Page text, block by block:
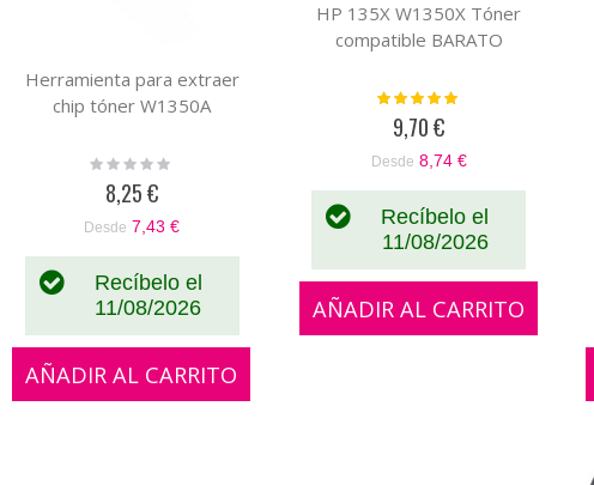
Herramienta para extraer
chip tóner W1350A
Rating:
8,25 €
Desde 7,43 €
Recíbelo el
11/08/2026
AÑADIR AL CARRITO
HP 135X W1350X Tóner
compatible BARATO
Valoración:
9,70 €
Desde 8,74 €
Recíbelo el
11/08/2026
AÑADIR AL CARRITO